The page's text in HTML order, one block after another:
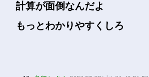
計算が面倒なんだよ
もっとわかりやすくしろ